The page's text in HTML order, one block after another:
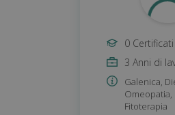
0
3 Anni di
Galenica,
Omeopatia,
Fitoterapia